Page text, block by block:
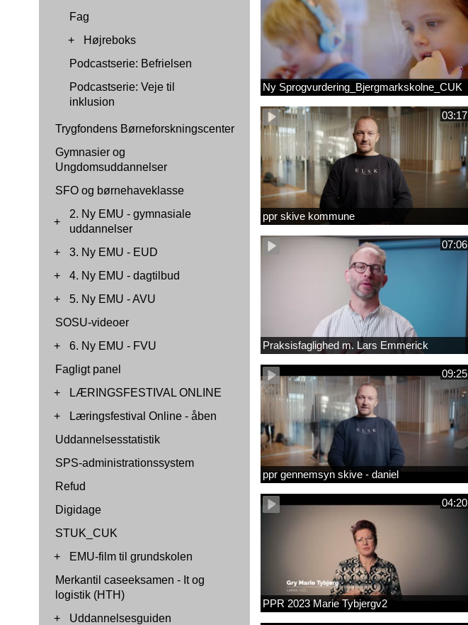
Fag
+
Højreboks
Podcastserie: Befrielsen
Podcastserie: Veje til
inklusion
Trygfondens Børneforskningscenter
Gymnasier og
Ungdomsuddannelser
SFO og børnehaveklasse
+
2. Ny EMU - gymnasiale
uddannelser
+
3. Ny EMU - EUD
+
4. Ny EMU - dagtilbud
+
5. Ny EMU - AVU
SOSU-videoer
+
6. Ny EMU - FVU
Fagligt panel
+
LÆRINGSFESTIVAL ONLINE
+
Læringsfestival Online - åben
Uddannelsesstatistik
SPS-administrationssystem
Refud
Digidage
STUK_CUK
+
EMU-film til grundskolen
Merkantil caseeksamen - It og
logistik (HTH)
+
Uddannelsesguiden
Ny Sprogvurdering_Bjergmarkskolne_CUK
03:17
ppr skive kommune
07:06
Praksisfaglighed m. Lars Emmerick
09:25
ppr gennemsyn skive - daniel
04:20
PPR 2023 Marie Tybjergv2